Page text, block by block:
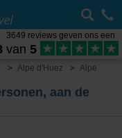
3649 reviews geven ons een
van 5
Alpe d'Huez
Alpe
aan de